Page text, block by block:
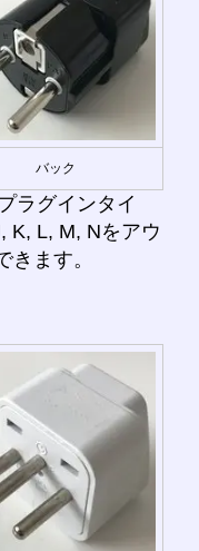
バック
ラグインタイ
K, L, M, Nをアウ
きます。